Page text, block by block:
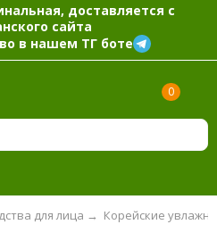
доставляется с
сайта
в нашем ТГ боте
0
для лица → Корейские